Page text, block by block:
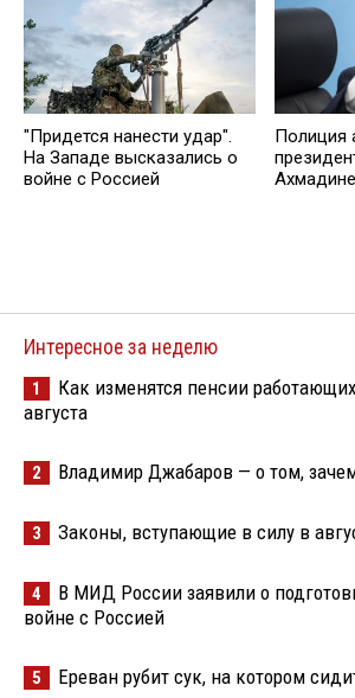
"Придется нанести удар".
На Западе высказались о
войне с Россией
Полиция
Интересное за неделю
1
Как изменятся пенсии
августа
2 Владимир Джабаров — о том,
3 Законы, вступающие в силу в
4
В МИД России заявили о
войне с Россией
5 Ереван рубит сук, на котором